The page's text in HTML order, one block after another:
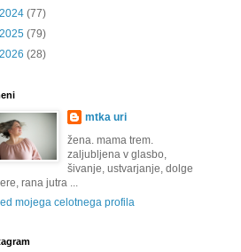
2024 (77)
2025 (79)
2026 (28)
mtka uri
žena. mama trem.
zaljubljena v glasbo,
šivanje, ustvarjanje, dolge
rana jutra ...
mojega celotnega profila